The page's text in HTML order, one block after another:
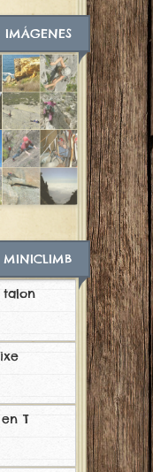
IMÁGENES
MINICLIMB
talon
T